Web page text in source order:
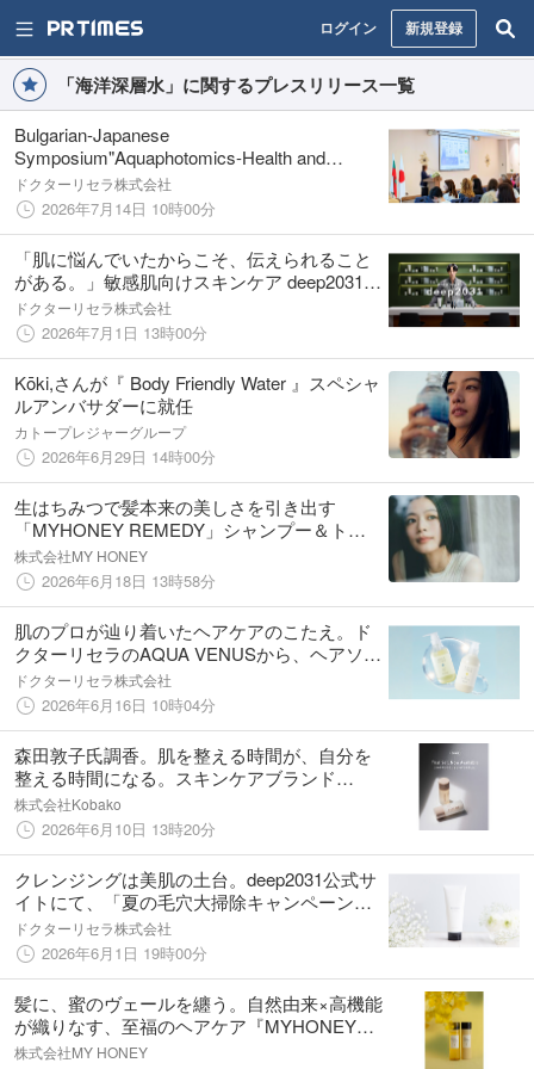
ログイン 新規登録
「海洋深層水」に関するプレスリリース一覧
Bulgarian-Japanese
Symposium"Aquaphotomics-Health and
Beauty"にて、ドクターリセラが「海洋深層水
と皮膚水分ネットワーク」に関する研究を発
表
ドクターリセラ株式会社
2026年7月14日 10時00分
「肌に悩んでいたからこそ、伝えられること
がある。」敏感肌向けスキンケア deep2031、
俳優／フォトグラファー古屋 呂敏さんを新た
に起用。ブランド誕生5周年へ。
ドクターリセラ株式会社
2026年7月1日 13時00分
Kōki,さんが『 Body Friendly Water 』スペシャ
ルアンバサダーに就任
カトープレジャーグループ
2026年6月29日 14時00分
生はちみつで髪本来の美しさを引き出す
「MYHONEY REMEDY」シャンプー＆トリ
ートメントが6月1日に待望のリニューアル！
株式会社MY HONEY
2026年6月18日 13時58分
肌のプロが辿り着いたヘアケアのこたえ。ド
クターリセラのAQUA VENUSから、ヘアソー
プ・ヘアコンディショナーが、6/16(火)よりリ
ニューアル発売開始！
ドクターリセラ株式会社
2026年6月16日 10時04分
森田敦子氏調香。肌を整える時間が、自分を
整える時間になる。スキンケアブランド
「restme」が6日間のトライアル体験セットを
発売
株式会社Kobako
2026年6月10日 13時20分
クレンジングは美肌の土台。deep2031公式サ
イトにて、「夏の毛穴大掃除キャンペーン」
を6/1(月)よりスタート！
ドクターリセラ株式会社
2026年6月1日 19時00分
髪に、蜜のヴェールを纏う。自然由来×高機能
が織りなす、至福のヘアケア『MYHONEY
REMEDY』がリニューアル再販へ
株式会社MY HONEY